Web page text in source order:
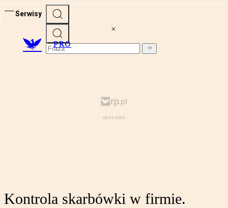
Serwisy
PRO
Kontrola skarbówki w firmie.